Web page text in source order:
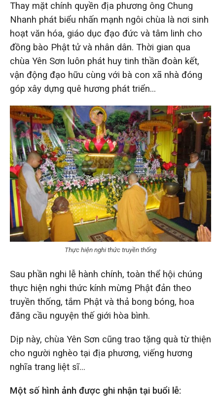
Thay mặt chính quyền địa phương ông Chung
Nhanh phát biểu nhấn mạnh ngôi chùa là nơi sinh
hoạt văn hóa, giáo dục đạo đức và tâm linh cho
đồng bào Phật tử và nhân dân. Thời gian qua
chùa Yên Sơn luôn phát huy tinh thần đoàn kết,
vận động đạo hữu cùng với bà con xã nhà đóng
góp xây dựng quê hương phát triển…
Thực hiện nghi thức truyền thống
Sau phần nghi lễ hành chính, toàn thể hội chúng
thực hiện nghi thức kính mừng Phật đản theo
truyền thống, tắm Phật và thả bong bóng, hoa
đăng cầu nguyện thế giới hòa bình.
Dịp này, chùa Yên Sơn cũng trao tặng quà từ thiện
cho người nghèo tại địa phương, viếng hương
nghĩa trang liệt sĩ…
Một số hình ảnh được ghi nhận tại buổi lễ: